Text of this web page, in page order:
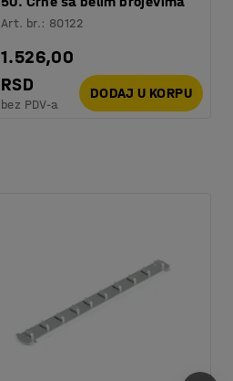
Art. br.: 80122
1.526,00
RSD
bez PDV-a
DODAJ U KORPU